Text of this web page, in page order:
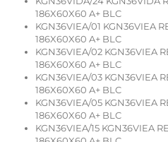
186X60X60 A+ BLC
KGN36VIEA/01 KGN36VIEA
186X60X60 A+ BLC
KGN36VIEA/02 KGN36VIEA
186X60X60 A+ BLC
KGN36VIEA/03 KGN36VIEA
186X60X60 A+ BLC
KGN36VIEA/05 KGN36VIEA
186X60X60 A+ BLC
KGN36VIEA/15 KGN36VIEA